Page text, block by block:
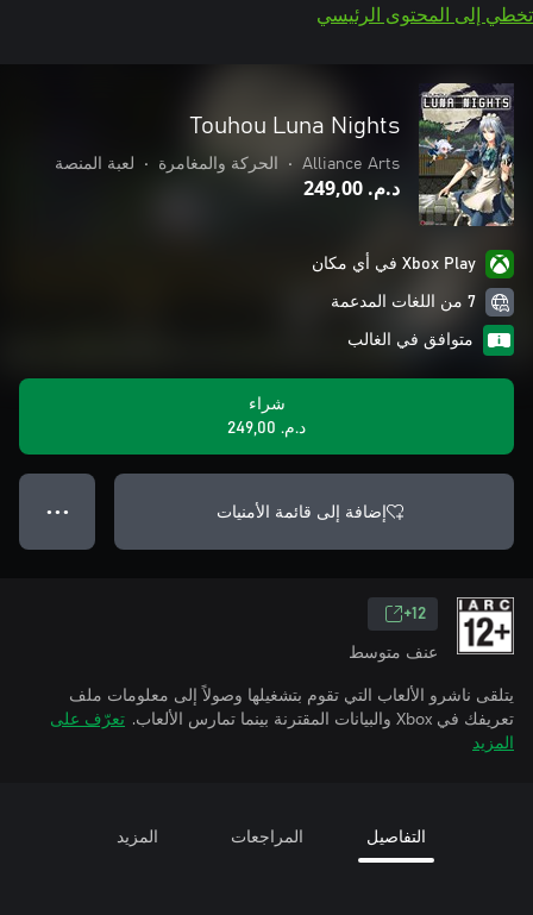
تخطي إلى المحتوى الرئيسي
Touhou Luna Nights
Alliance Arts
• الحركة والمغامرة • لعبة المنصة
د.م.‏ 249,00
Xbox Play في أي مكان
7 من اللغات المدعمة
متوافق في الغالب
شراء
د.م.‏ 249,00
إضافة إلى قائمة الأمنيات ● ● ●
12+
عنف متوسط
يتلقى ناشرو الألعاب التي تقوم بتشغيلها وصولاً إلى معلومات ملف
تعريفك في Xbox والبيانات المقترنة بينما تمارس الألعاب.
تعرّف على
المزيد
التفاصيل المراجعات المزيد